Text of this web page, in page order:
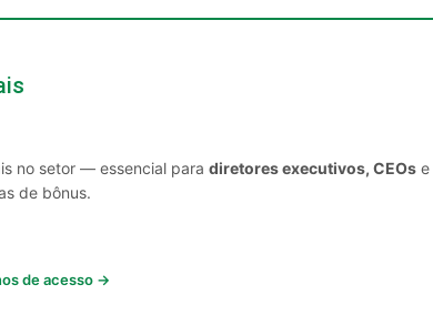
no setor — essencial para diretores executivos, CEOs e
de bônus.
de acesso →